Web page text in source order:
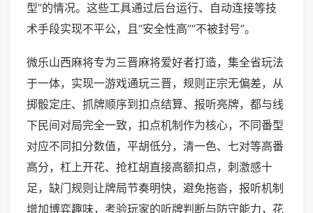
型”的情况。这些工具通过后台运行、自动连接等技
术手段实现不平公，且“安全性高”“不被封号”。
微乐山西麻将专为三晋麻将爱好者打造，集全省玩法
于一体，实现一游戏通玩三晋，规则正宗无偏差，从
掷骰定庄、抓牌顺序到扣点结算、报听亮牌，都与线
下民间对局完全一致，扣点机制作为核心，不同番型
对应不同扣分数值，平胡低分，清一色、七对等高番
高分，杠上开花、抢杠胡直接高额扣点，刺激感十
足，缺门规则让牌局节奏明快，避免拖沓，报听机制
增加博弈趣味，考验玩家的听牌判断与防守能力，花